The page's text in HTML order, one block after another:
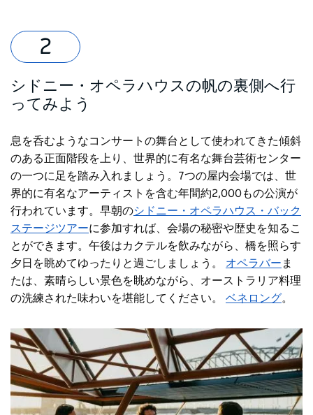
シドニー・オペラハウスの帆の裏側へ行
ってみよう
息を呑むようなコンサートの舞台として使われてきた傾斜
のある正面階段を上り、世界的に有名な舞台芸術センター
の一つに足を踏み入れましょう。7つの屋内会場では、世
界的に有名なアーティストを含む年間約2,000もの公演が
行われています。早朝のシドニー・オペラハウス・バック
ステージツアーに参加すれば、会場の秘密や歴史を知るこ
とができます。午後はカクテルを飲みながら、橋を照らす
夕日を眺めてゆったりと過ごしましょう。
オペラバー ま
たは、素晴らしい景色を眺めながら、オーストラリア料理
の洗練された味わいを堪能してください。
ベネロング。